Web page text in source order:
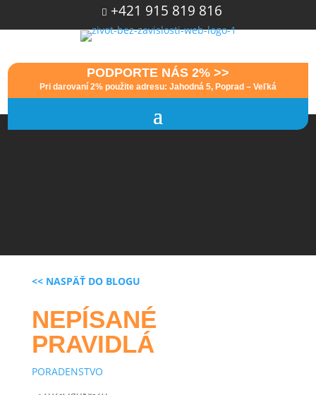
 +421 915 819 816
PODPORTE NÁS 2% >>
Pri darovaní 2% použite adresu: Jahodná 5, Poprad – Veľká
<< NASPÄŤ DO BLOGU
NEPÍSANÉ
PRAVIDLÁ
PORADENSTVO